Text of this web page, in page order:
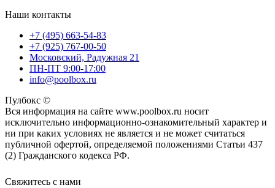
Наши контакты
+7 (495) 663-54-83
+7 (925) 767-00-50
Московский, Радужная 21
ПН-ПТ 9:00-17:00
info@poolbox.ru
Пулбокс ©
Вся информация на сайте www.poolbox.ru носит
исключительно информационно-ознакомительный характер и
ни при каких условиях не является и не может считаться
публичной офертой, определяемой положениями Статьи 437
(2) Гражданского кодекса РФ.
Свяжитесь с нами